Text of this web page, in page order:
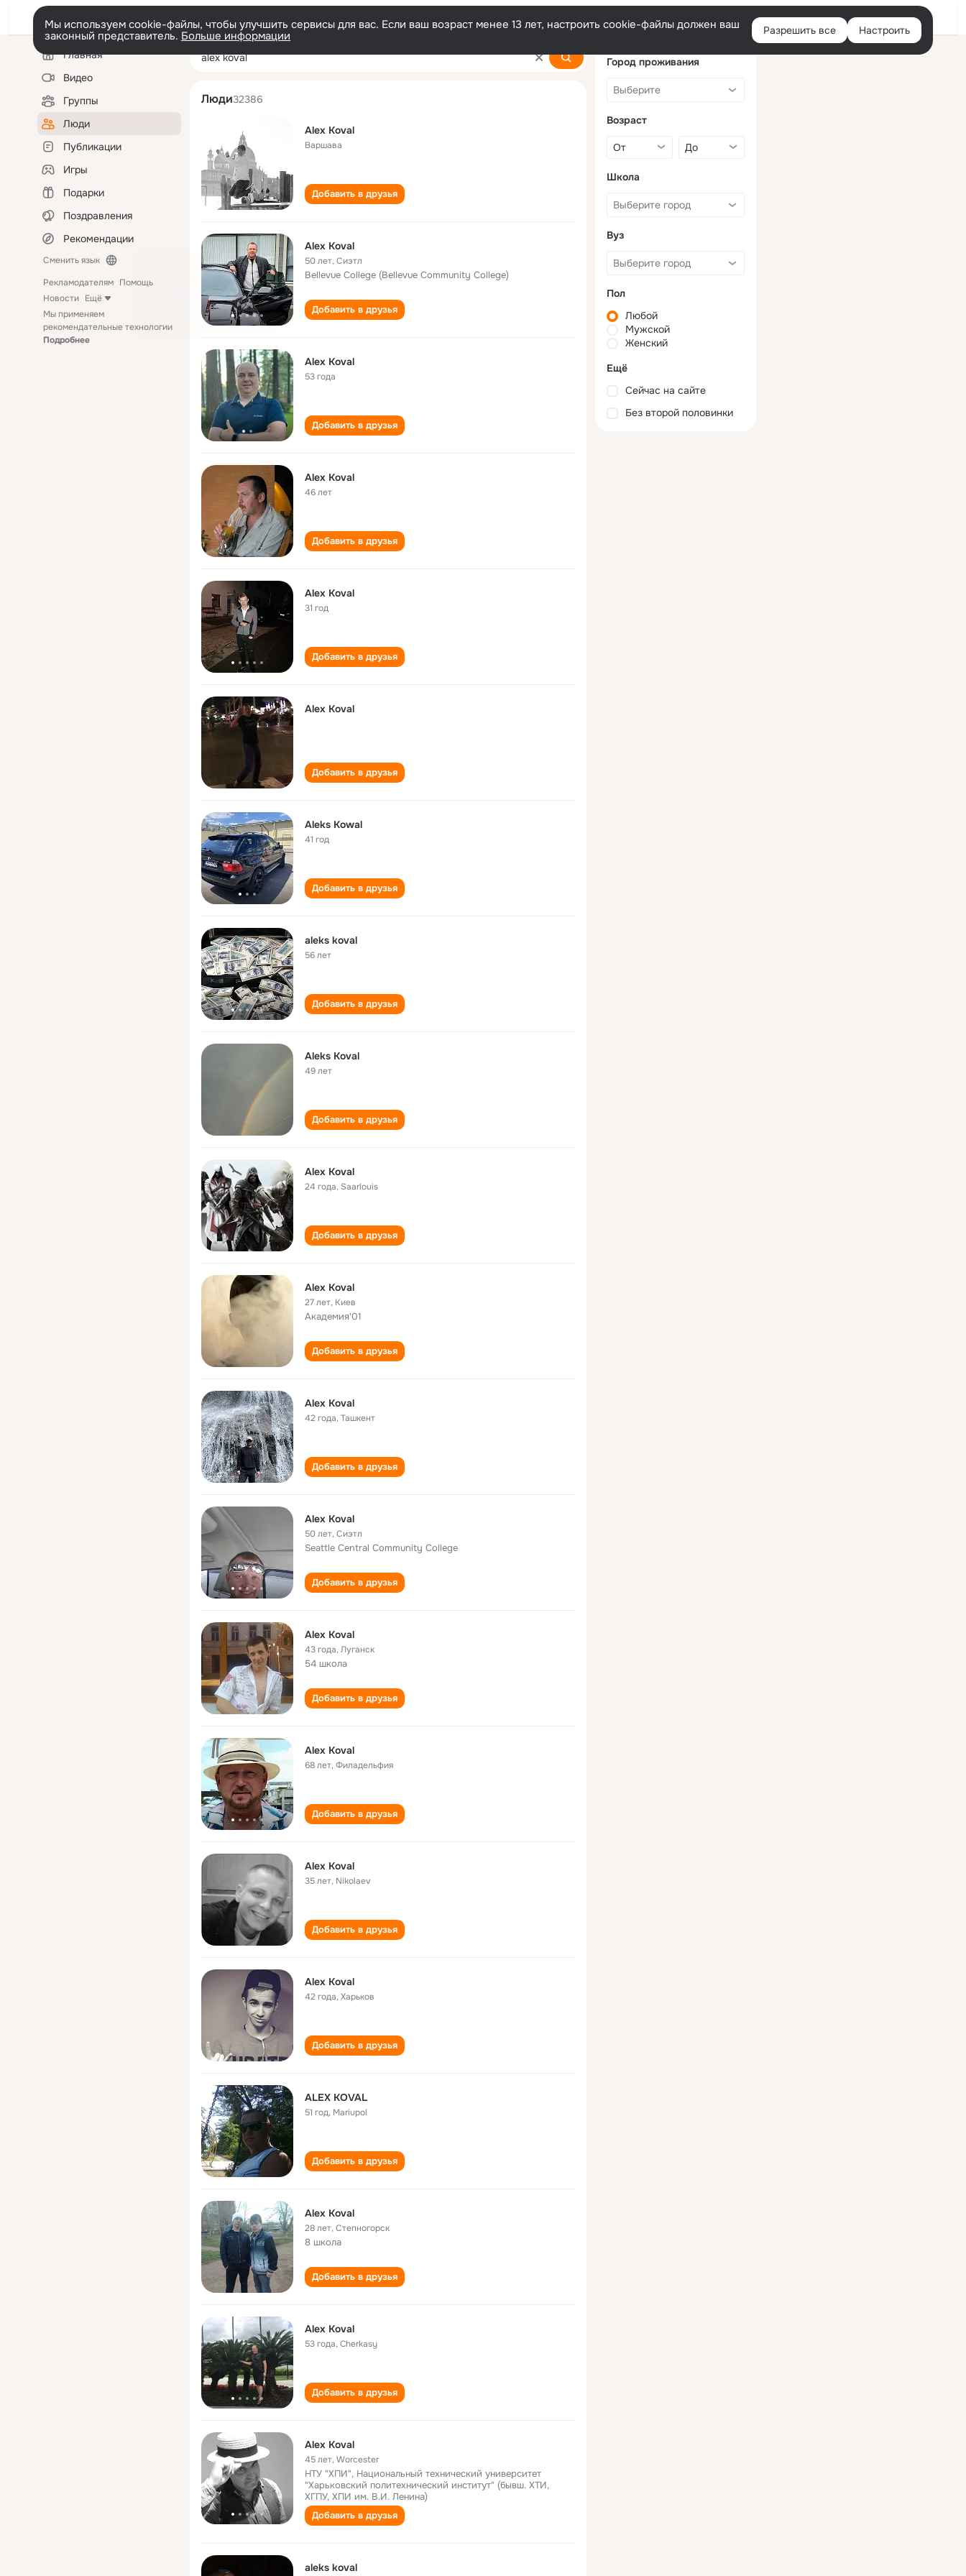
Войти
Мы используем cookie-файлы, чтобы улучшить сервисы для вас. Если ваш возраст менее 13 лет, настроить cookie-файлы должен ваш
законный представитель. Больше информации Разрешить все Настроить
Левая
колонкаГлавная
Видео
Группы
Люди
Публикации
Игры
Подарки
Поздравления
Рекомендации
Сменить язык
Рекламодателям Помощь
Новости Ещё
Мы применяем
рекомендательные технологии
Подробнее
alex koval
Люди32386
Alex Koval
Варшава
Добавить в друзья
Alex Koval
50 лет,Сиэтл
Bellevue College (Bellevue Community College)
Добавить в друзья
Alex Koval
53 года
Добавить в друзья
Alex Koval
46 лет
Добавить в друзья
Alex Koval
31 год
Добавить в друзья
Alex Koval
Добавить в друзья
Aleks Kowal
41 год
Добавить в друзья
aleks koval
56 лет
Добавить в друзья
Aleks Koval
49 лет
Добавить в друзья
Alex Koval
24 года, Saarlouis
Добавить в друзья
Alex Koval
27 лет, Киев
Академия'01
Добавить в друзья
Alex Koval
42 года,Ташкент
Добавить в друзья
Alex Koval
50 лет,Сиэтл
Seattle Central Community College
Добавить в друзья
Alex Koval
43 года,Луганск
54 школа
Добавить в друзья
Alex Koval
68 лет,Филадельфия
Добавить в друзья
Alex Koval
35 лет, Nikolaev
Добавить в друзья
Alex Koval
42 года,Харьков
Добавить в друзья
ALEX KOVAL
51 год, Mariupol
Добавить в друзья
Alex Koval
28 лет,Степногорск
8 школа
Добавить в друзья
Alex Koval
53 года,Cherkasy
Добавить в друзья
Alex Koval
45 лет,Worcester
НТУ "ХПИ", Национальный технический университет
"Харьковский политехнический институт" (бывш. ХТИ,
ХГПУ, ХПИ им. В.И. Ленина)
Добавить в друзья
aleks koval
Город проживания
Возраст
Школа
Вуз
Пол
Любой
Мужской
Женский
Ещё
Сейчас на сайте
Без второй половинки